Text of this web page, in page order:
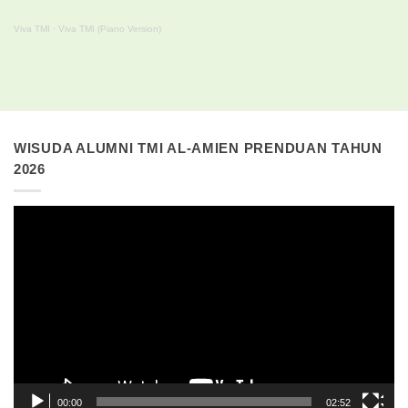
Viva TMI · Viva TMI (Piano Version)
WISUDA ALUMNI TMI AL-AMIEN PRENDUAN TAHUN
2026
00:00 02:52